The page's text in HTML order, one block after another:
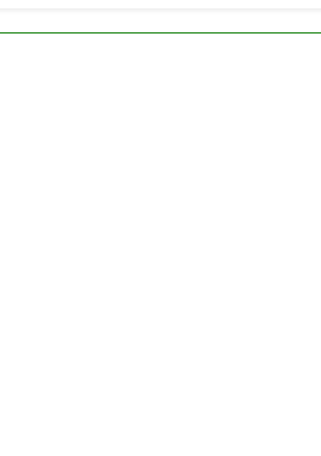
Marc Balanger assume
Alegre e Montevidéu em